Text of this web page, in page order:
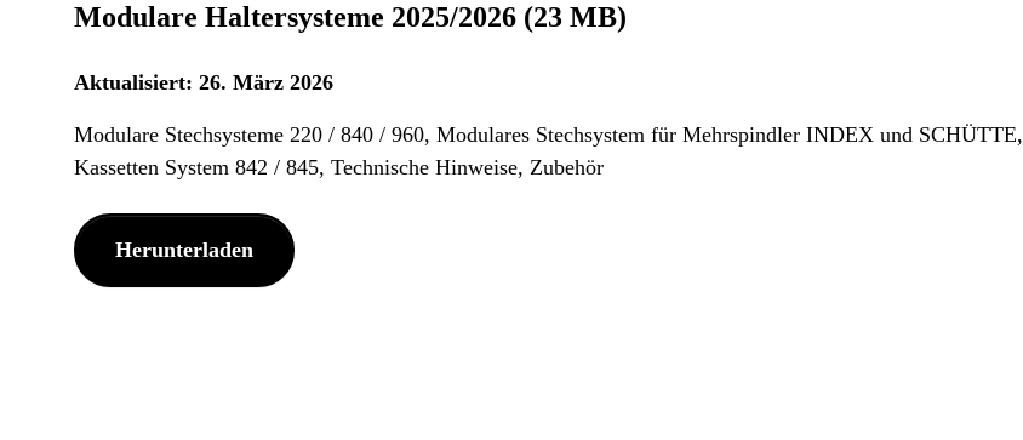
Modulare Haltersysteme 2025/2026 (23 MB)
Aktualisiert: 26. März 2026
Modulare Stechsysteme 220 / 840 / 960, Modulares Stechsystem für Mehrspindler INDEX und SCHÜTTE,
Kassetten System 842 / 845, Technische Hinweise, Zubehör
Herunterladen